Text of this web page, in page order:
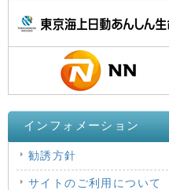
インフォメーション
勧誘方針
サイトのご利用について